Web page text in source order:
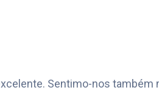
Sentimo-nos também